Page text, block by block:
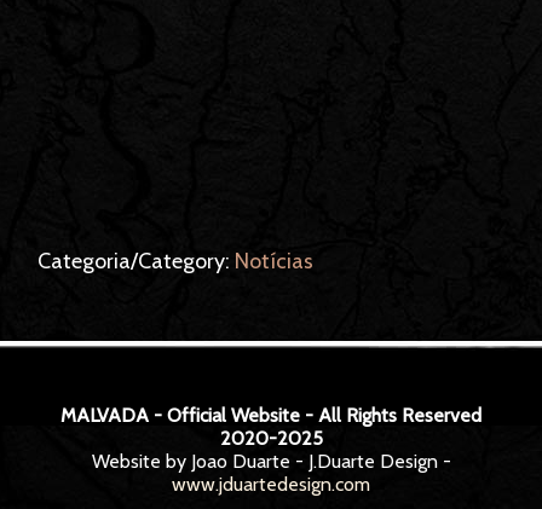
Categoria/Category: Notícias
MALVADA - Official Website - All Rights Reserved
2020-2025
Website by Joao Duarte - J.Duarte Design -
www.jduartedesign.com